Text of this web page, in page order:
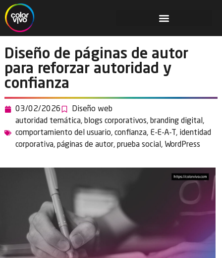
Diseño de páginas de autor
para reforzar autoridad y
confianza
03/02/2026
Diseño web
autoridad temática, blogs corporativos, branding digital ,
comportamiento del usuario, confianza, E-E-A-T, identidad
corporativa, páginas de autor, prueba social , WordPress